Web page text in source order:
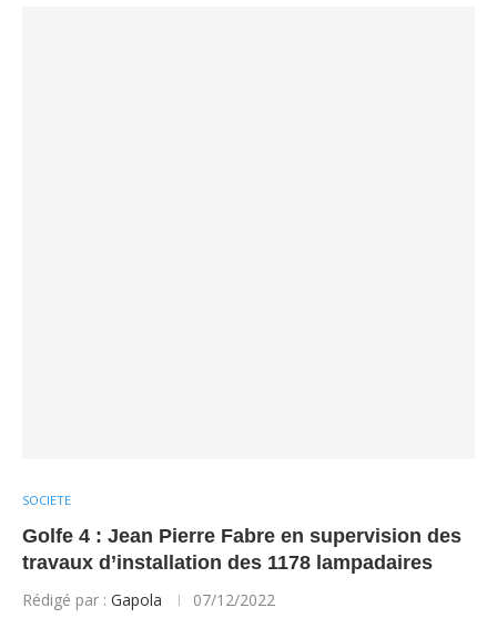
SOCIETE
Golfe 4 : Jean Pierre Fabre en supervision des
travaux d’installation des 1178 lampadaires
Rédigé par : Gapola 07/12/2022